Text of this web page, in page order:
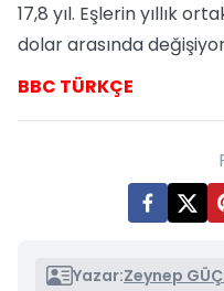
17,8 yıl. Eşlerin yıllık
dolar arasında
BBC TÜRKÇE
Yazar:Zeynep